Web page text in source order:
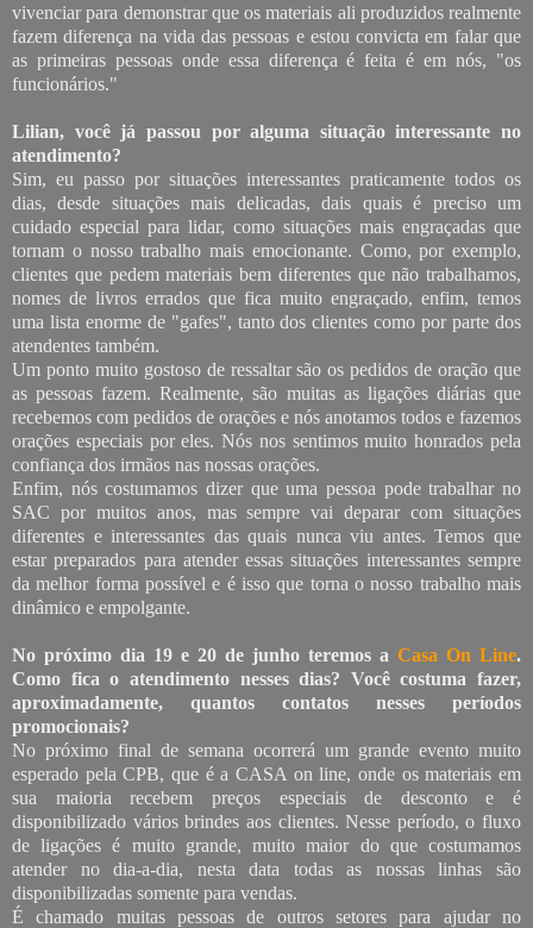
vivenciar para demonstrar que os materiais ali produzidos realmente
fazem diferença na vida das pessoas e estou convicta em falar que
as primeiras pessoas onde essa diferença é feita é em nós, "os
funcionários."
Lilian, você já passou por alguma situação interessante no
atendimento?
Sim, eu passo por situações interessantes praticamente todos os
dias, desde situações mais delicadas, dais quais é preciso um
cuidado especial para lidar, como situações mais engraçadas que
tornam o nosso trabalho mais emocionante. Como, por exemplo,
clientes que pedem materiais bem diferentes que não trabalhamos,
nomes de livros errados que fica muito engraçado, enfim, temos
uma lista enorme de "gafes", tanto dos clientes como por parte dos
atendentes também.
Um ponto muito gostoso de ressaltar são os pedidos de oração que
as pessoas fazem. Realmente, são muitas as ligações diárias que
recebemos com pedidos de orações e nós anotamos todos e fazemos
orações especiais por eles. Nós nos sentimos muito honrados pela
confiança dos irmãos nas nossas orações.
Enfim, nós costumamos dizer que uma pessoa pode trabalhar no
SAC por muitos anos, mas sempre vai deparar com situações
diferentes e interessantes das quais nunca viu antes. Temos que
estar preparados para atender essas situações interessantes sempre
da melhor forma possível e é isso que torna o nosso trabalho mais
dinâmico e empolgante.
No próximo dia 19 e 20 de junho teremos a Casa On Line.
Como fica o atendimento nesses dias? Você costuma fazer,
aproximadamente, quantos contatos nesses períodos
promocionais?
No próximo final de semana ocorrerá um grande evento muito
esperado pela CPB, que é a CASA on line, onde os materiais em
sua maioria recebem preços especiais de desconto e é
disponibilizado vários brindes aos clientes. Nesse período, o fluxo
de ligações é muito grande, muito maior do que costumamos
atender no dia-a-dia, nesta data todas as nossas linhas são
disponibilizadas somente para vendas.
É chamado muitas pessoas de outros setores para ajudar no